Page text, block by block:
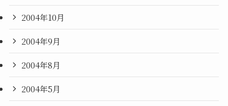
2004年10月
2004年9月
2004年8月
2004年5月